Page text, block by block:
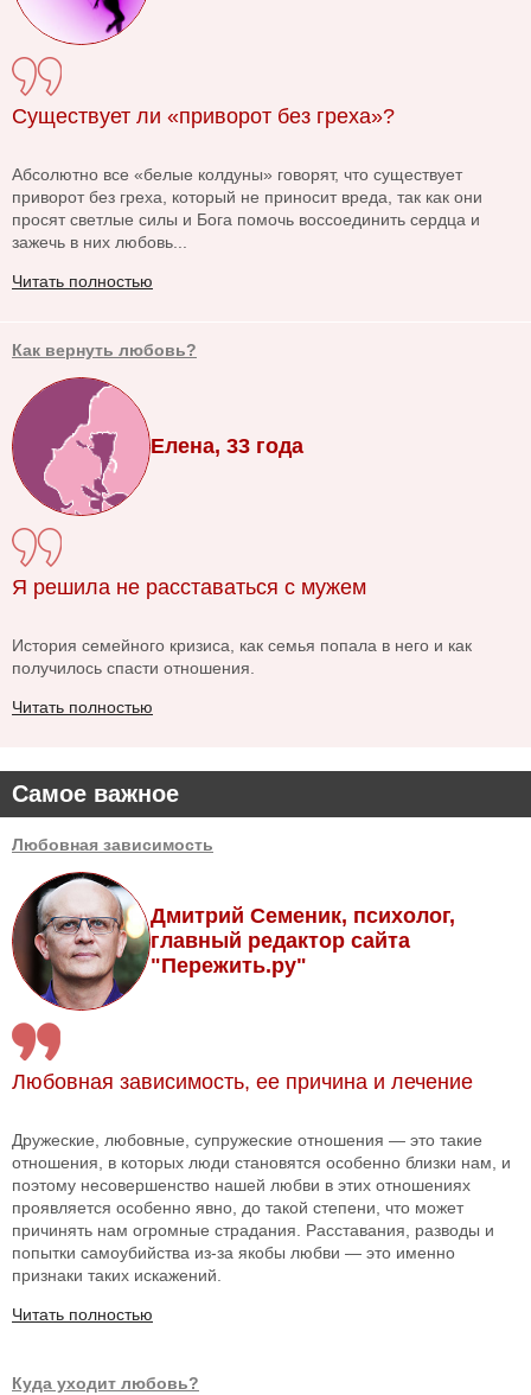
Самое важное
Любовная зависимость
Дмитрий Семеник, психолог,
главный редактор сайта
"Пережить.ру"
Любовная зависимость, ее причина и лечение
Дружеские, любовные, супружеские отношения — это такие
отношения, в которых люди становятся особенно близки нам, и
поэтому несовершенство нашей любви в этих отношениях
проявляется особенно явно, до такой степени, что может
причинять нам огромные страдания. Расставания, разводы и
попытки самоубийства из-за якобы любви — это именно
признаки таких искажений.
Читать полностью
Куда уходит любовь?
Существует ли «приворот без греха»?
Абсолютно все «белые колдуны» говорят, что существует
приворот без греха, который не приносит вреда, так как они
просят светлые силы и Бога помочь воссоединить сердца и
зажечь в них любовь...
Читать полностью
Как вернуть любовь?
Елена, 33 года
Я решила не расставаться с мужем
История семейного кризиса, как семья попала в него и как
получилось спасти отношения.
Читать полностью